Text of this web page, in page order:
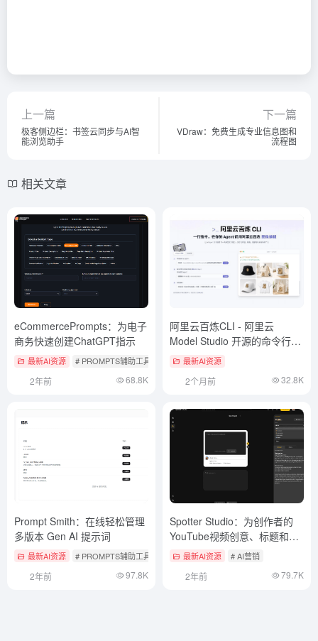
上一篇
极客侧边栏：书签云同步与AI智
能浏览助手
下一篇
VDraw：免费生成专业信息图和
流程图
相关文章
eCommercePrompts：为电子
商务快速创建ChatGPT指示
最新AI资源 # PROMPTS辅助工具
2年前 68.8K
阿里云百炼CLI - 阿里云
Model Studio 开源的命令行工
具 最新AI资源
2个月前 32.8K
Prompt Smith：在线轻松管理
多版本 Gen AI 提示词
最新AI资源 # PROMPTS辅助工具
2年前 97.8K
Spotter Studio：为创作者的
YouTube视频创意、标题和缩
略图提升点击率（付费）
最新AI资源 # AI营销
2年前 79.7K